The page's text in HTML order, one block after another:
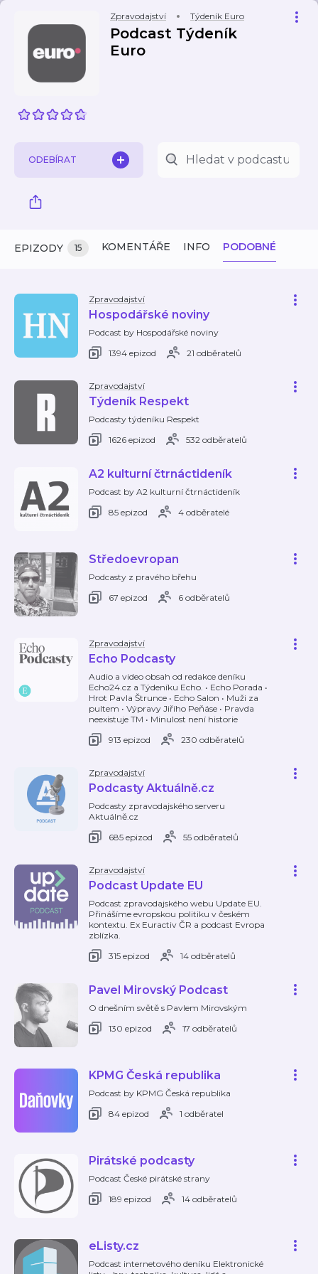
Zpravodajství Týdeník Euro
Podcast Týdeník
Euro
ODEBÍRAT
EPIZODY 15 KOMENTÁŘE INFO PODOBNÉ
Zpravodajství
Hospodářské noviny
Podcast by Hospodářské noviny
1394 epizod
21 odběratelů
Zpravodajství
Týdeník Respekt
Podcasty týdeníku Respekt
1626 epizod
532 odběratelů
A2 kulturní čtrnáctideník
Podcast by A2 kulturní čtrnáctideník
85 epizod
4 odběratelé
Středoevropan
Podcasty z pravého břehu
67 epizod
6 odběratelů
Zpravodajství
Echo Podcasty
Audio a video obsah od redakce deníku
Echo24.cz a Týdeníku Echo. • Echo Porada •
Hrot Pavla Štrunce • Echo Salon • Muži za
pultem • Výpravy Jiřího Peňáse • Pravda
neexistuje TM • Minulost není historie
913 epizod
230 odběratelů
Zpravodajství
Podcasty Aktuálně.cz
Podcasty zpravodajského serveru
Aktuálně.cz
685 epizod
55 odběratelů
Zpravodajství
Podcast Update EU
Podcast zpravodajského webu Update EU.
Přinášíme evropskou politiku v českém
kontextu. Ex Euractiv ČR a podcast Evropa
zblízka.
315 epizod
14 odběratelů
Pavel Mirovský Podcast
O dnešním světě s Pavlem Mirovským
130 epizod
17 odběratelů
KPMG Česká republika
Podcast by KPMG Česká republika
84 epizod
1 odběratel
Pirátské podcasty
Podcast České pirátské strany
189 epizod
14 odběratelů
eListy.cz
Podcast internetového deníku Elektronické